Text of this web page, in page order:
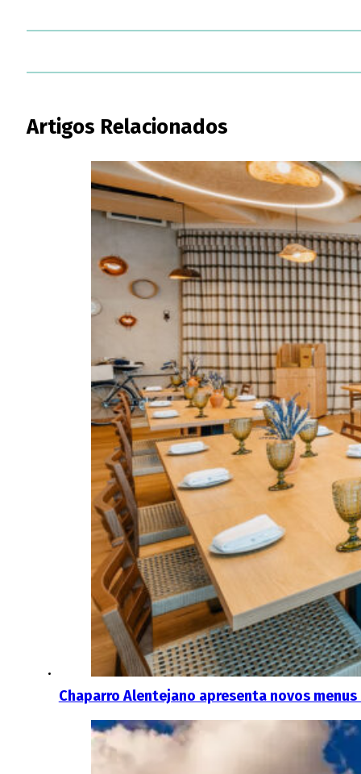
Artigos Relacionados
Chaparro Alentejano apresenta novos